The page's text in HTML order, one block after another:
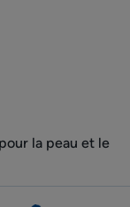
la peau et le